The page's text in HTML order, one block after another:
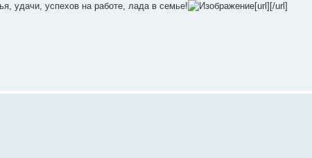
удачи, успехов на работе, лада в семье! [url][/url]